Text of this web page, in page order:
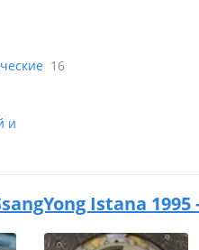
16
и
Istana